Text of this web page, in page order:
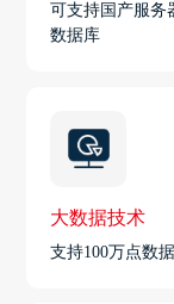
可支持国产服务
数据库
大数据技术
支持100万点数